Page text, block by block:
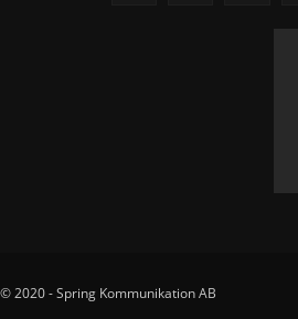
© 2020 - Spring Kommunikation AB